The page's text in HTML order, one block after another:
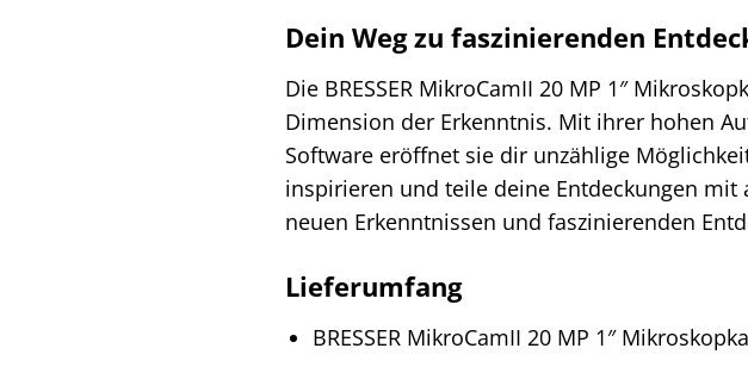
Dein Weg zu faszinierenden
Die BRESSER MikroCamII 20 MP 1″
Dimension der Erkenntnis. Mit ihrer hohen
Software eröffnet sie dir unzählige
inspirieren und teile deine Entdeckungen mit
neuen Erkenntnissen und faszinierenden
Lieferumfang
BRESSER MikroCamII 20 MP 1″